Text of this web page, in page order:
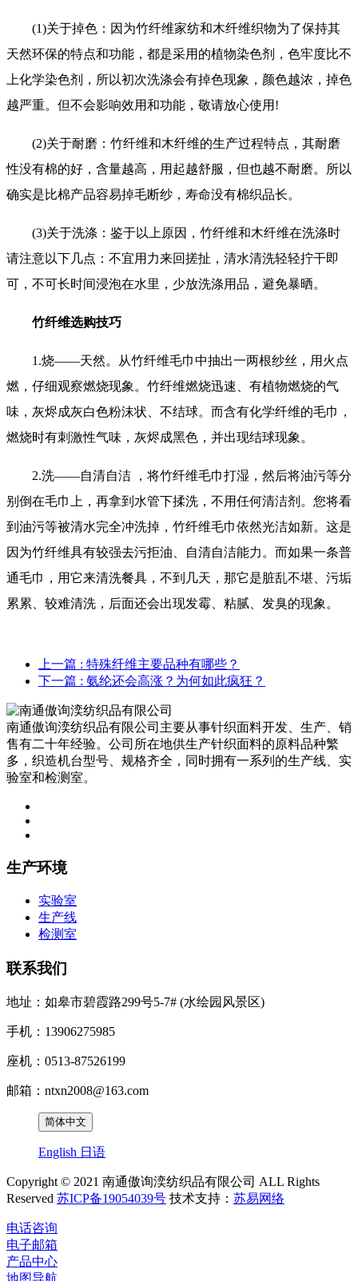
(1)关于掉色：因为竹纤维家纺和木纤维织物为了保持其
天然环保的特点和功能，都是采用的植物染色剂，色牢度比不
上化学染色剂，所以初次洗涤会有掉色现象，颜色越浓，掉色
越严重。但不会影响效用和功能，敬请放心使用!
(2)关于耐磨：竹纤维和木纤维的生产过程特点，其耐磨
性没有棉的好，含量越高，用起越舒服，但也越不耐磨。所以
确实是比棉产品容易掉毛断纱，寿命没有棉织品长。
(3)关于洗涤：鉴于以上原因，竹纤维和木纤维在洗涤时
请注意以下几点：不宜用力来回搓扯，清水清洗轻轻拧干即
可，不可长时间浸泡在水里，少放洗涤用品，避免暴晒。
竹纤维选购技巧
1.烧——天然。从竹纤维毛巾中抽出一两根纱丝，用火点
燃，仔细观察燃烧现象。竹纤维燃烧迅速、有植物燃烧的气
味，灰烬成灰白色粉沫状、不结球。而含有化学纤维的毛巾，
燃烧时有刺激性气味，灰烬成黑色，并出现结球现象。
2.洗——自清自洁 ，将竹纤维毛巾打湿，然后将油污等分
别倒在毛巾上，再拿到水管下揉洗，不用任何清洁剂。您将看
到油污等被清水完全冲洗掉，竹纤维毛巾依然光洁如新。这是
因为竹纤维具有较强去污拒油、自清自洁能力。而如果一条普
通毛巾，用它来清洗餐具，不到几天，那它是脏乱不堪、污垢
累累、较难清洗，后面还会出现发霉、粘腻、发臭的现象。
上一篇 : 特殊纤维主要品种有哪些？
下一篇 : 氨纶还会高涨？为何如此疯狂？
南通傲询湙纺织品有限公司主要从事针织面料开发、生产、销
售有二十年经验。公司所在地供生产针织面料的原料品种繁
多，织造机台型号、规格齐全，同时拥有一系列的生产线、实
验室和检测室。
生产环境
实验室
生产线
检测室
联系我们
地址：如皋市碧霞路299号5-7# (水绘园风景区)
手机：13906275985
座机：0513-87526199
邮箱：ntxn2008@163.com
简体中文
English 日语
Copyright © 2021 南通傲询湙纺织品有限公司 ALL Rights
Reserved 苏ICP备19054039号 技术支持： 苏易网络
电话咨询
电子邮箱
产品中心
地图导航